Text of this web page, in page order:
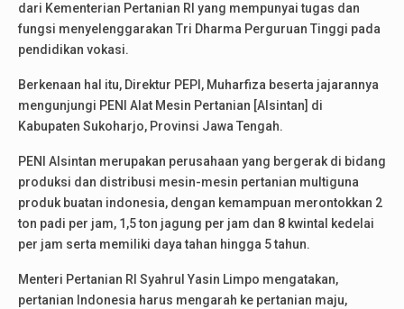
dari Kementerian Pertanian RI yang mempunyai tugas dan
fungsi menyelenggarakan Tri Dharma Perguruan Tinggi pada
pendidikan vokasi.
Berkenaan hal itu, Direktur PEPI, Muharfiza beserta jajarannya
mengunjungi PENI Alat Mesin Pertanian [Alsintan] di
Kabupaten Sukoharjo, Provinsi Jawa Tengah.
PENI Alsintan merupakan perusahaan yang bergerak di bidang
produksi dan distribusi mesin-mesin pertanian multiguna
produk buatan indonesia, dengan kemampuan merontokkan 2
ton padi per jam, 1,5 ton jagung per jam dan 8 kwintal kedelai
per jam serta memiliki daya tahan hingga 5 tahun.
Menteri Pertanian RI Syahrul Yasin Limpo mengatakan,
pertanian Indonesia harus mengarah ke pertanian maju,